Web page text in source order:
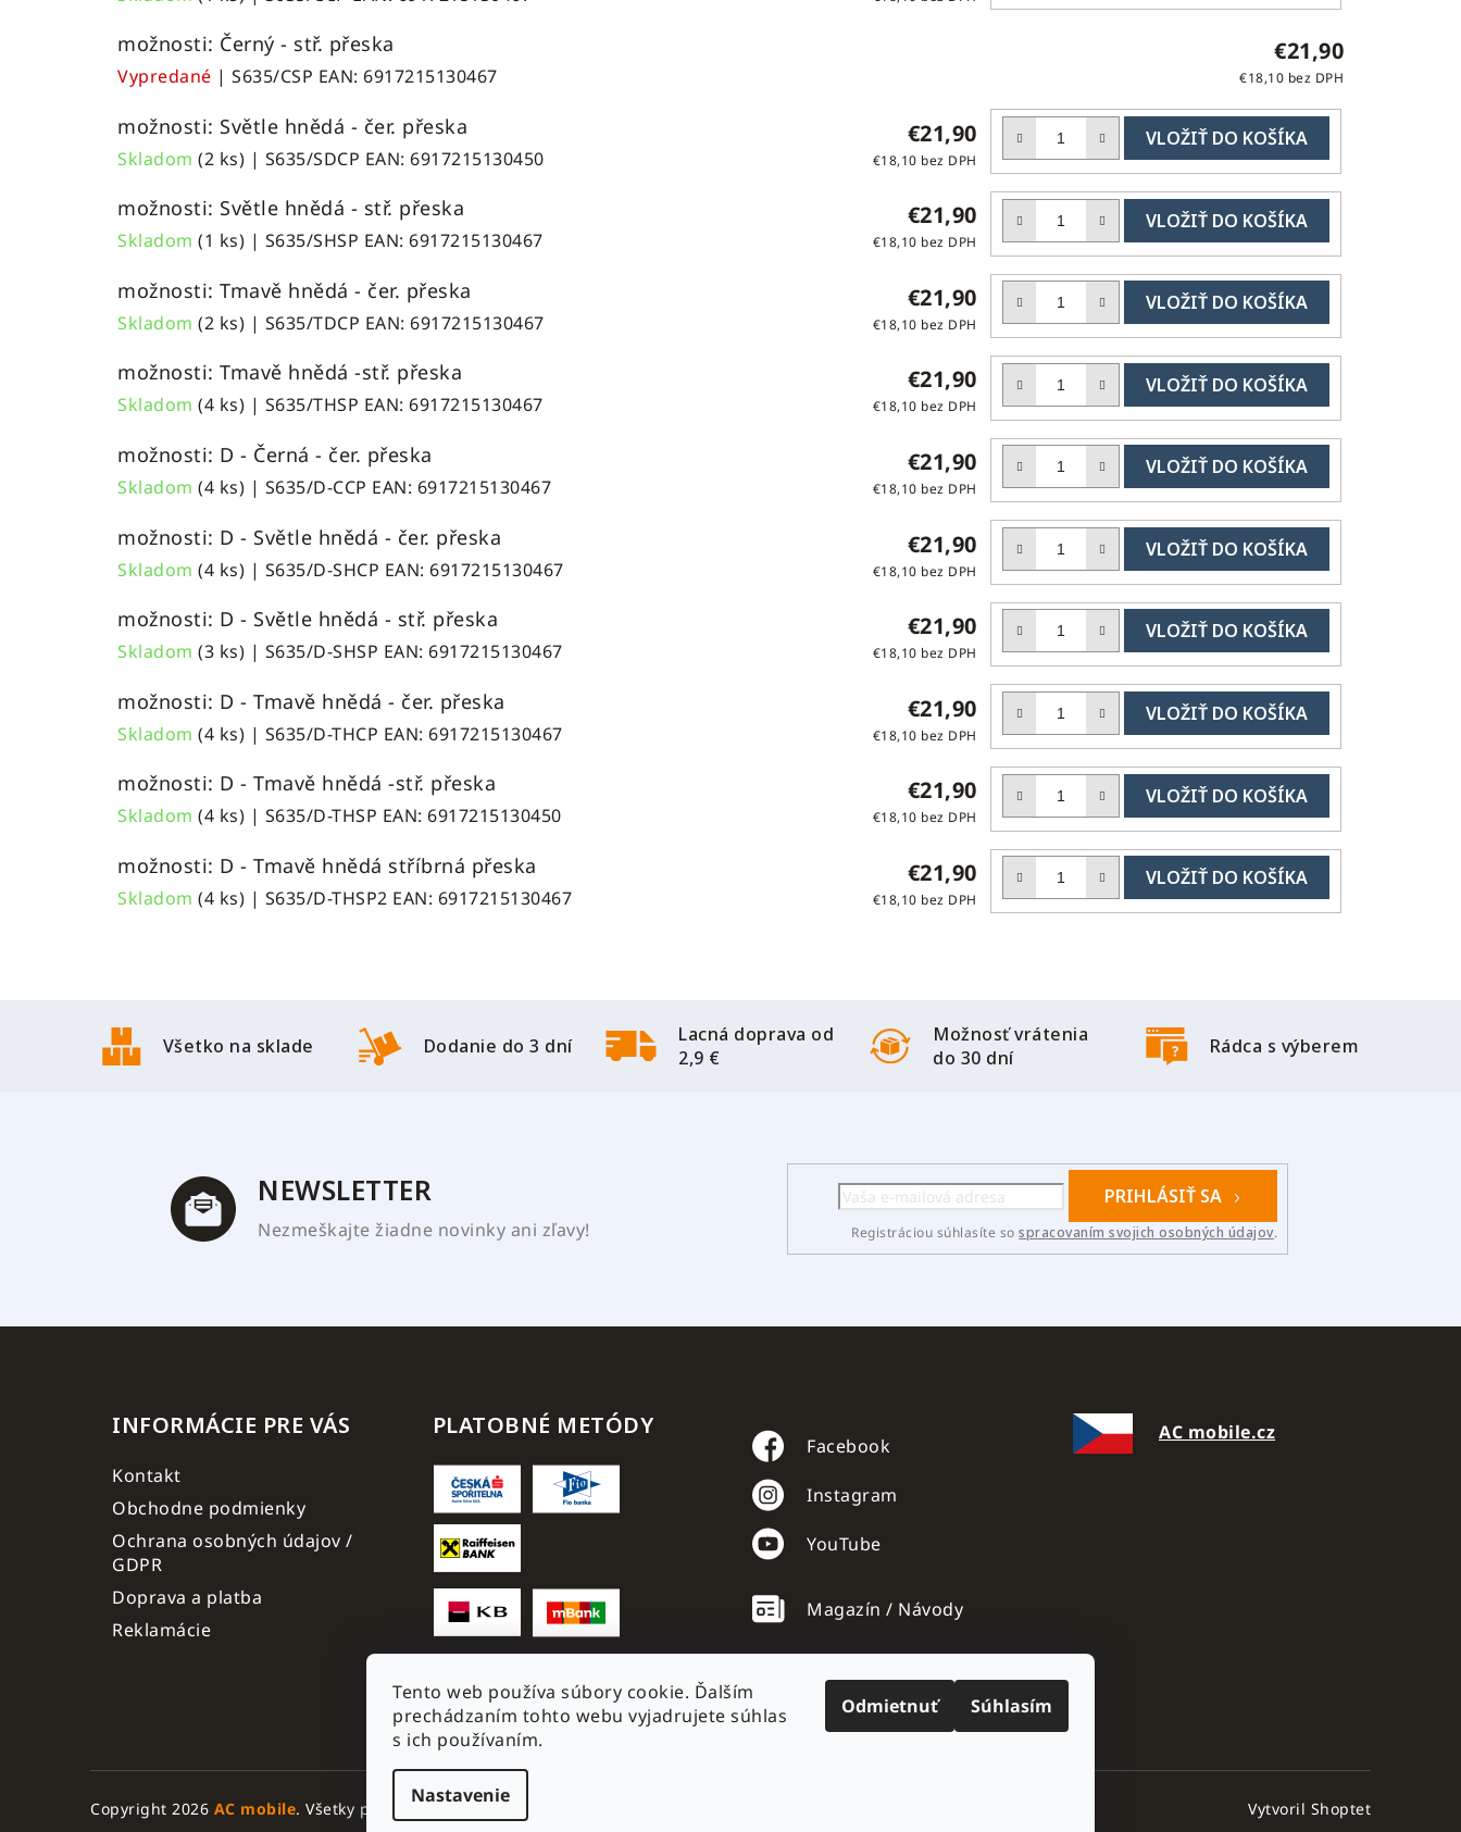
Tento web používa súbory cookie. Ďalším
prechádzaním tohto webu vyjadrujete súhlas
s ich používaním.
Nastavenie
Odmietnuť Súhlasím
možnosti: Černý - stř. přeska
Vypredané | S635/CSP EAN: 6917215130467
€21,90
€18,10 bez DPH
možnosti: Světle hnědá - čer. přeska
Skladom (2 ks) | S635/SDCP EAN: 6917215130450
€21,90
€18,10 bez DPH
DO
KOŠÍKA
možnosti: Světle hnědá - stř. přeska
Skladom (1 ks) | S635/SHSP EAN: 6917215130467
€21,90
€18,10 bez DPH
DO
KOŠÍKA
možnosti: Tmavě hnědá - čer. přeska
Skladom (2 ks) | S635/TDCP EAN: 6917215130467
€21,90
€18,10 bez DPH
DO
KOŠÍKA
možnosti: Tmavě hnědá -stř. přeska
Skladom (4 ks) | S635/THSP EAN: 6917215130467
€21,90
€18,10 bez DPH
DO
KOŠÍKA
možnosti: D - Černá - čer. přeska
Skladom (4 ks) | S635/D-CCP EAN: 6917215130467
€21,90
€18,10 bez DPH
DO
KOŠÍKA
možnosti: D - Světle hnědá - čer. přeska
Skladom (4 ks) | S635/D-SHCP EAN: 6917215130467
€21,90
€18,10 bez DPH
DO
KOŠÍKA
možnosti: D - Světle hnědá - stř. přeska
Skladom (3 ks) | S635/D-SHSP EAN: 6917215130467
€21,90
€18,10 bez DPH
DO
KOŠÍKA
možnosti: D - Tmavě hnědá - čer. přeska
Skladom (4 ks) | S635/D-THCP EAN: 6917215130467
€21,90
€18,10 bez DPH
DO
KOŠÍKA
možnosti: D - Tmavě hnědá -stř. přeska
Skladom (4 ks) | S635/D-THSP EAN: 6917215130450
€21,90
€18,10 bez DPH
DO
KOŠÍKA
možnosti: D - Tmavě hnědá stříbrná přeska
Skladom (4 ks) | S635/D-THSP2 EAN: 6917215130467
€21,90
€18,10 bez DPH
DO
KOŠÍKA
Všetko na sklade Dodanie do 3 dní
Lacná doprava od
2,9 €
Možnosť vrátenia
do 30 dní
Rádca s výberem
NEWSLETTER
Nezmeškajte žiadne novinky ani zľavy!
PRIHLÁSIŤ SA
Registráciou súhlasíte sospracovaním svojich osobných údajov.
INFORMÁCIE PRE VÁS
Kontakt
Obchodne podmienky
Ochrana osobných údajov /
GDPR
Doprava a platba
Reklamácie
PLATOBNÉ METÓDY
Facebook
Instagram
YouTube
Magazín / Návody
AC mobile.cz
Vytvoril Shoptet
Copyright 2026 AC mobile. Všetky práva vyhradené.